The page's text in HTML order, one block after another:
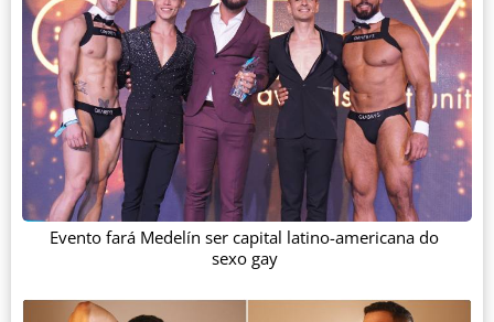
Evento fará Medelín ser capital latino-americana do
sexo gay